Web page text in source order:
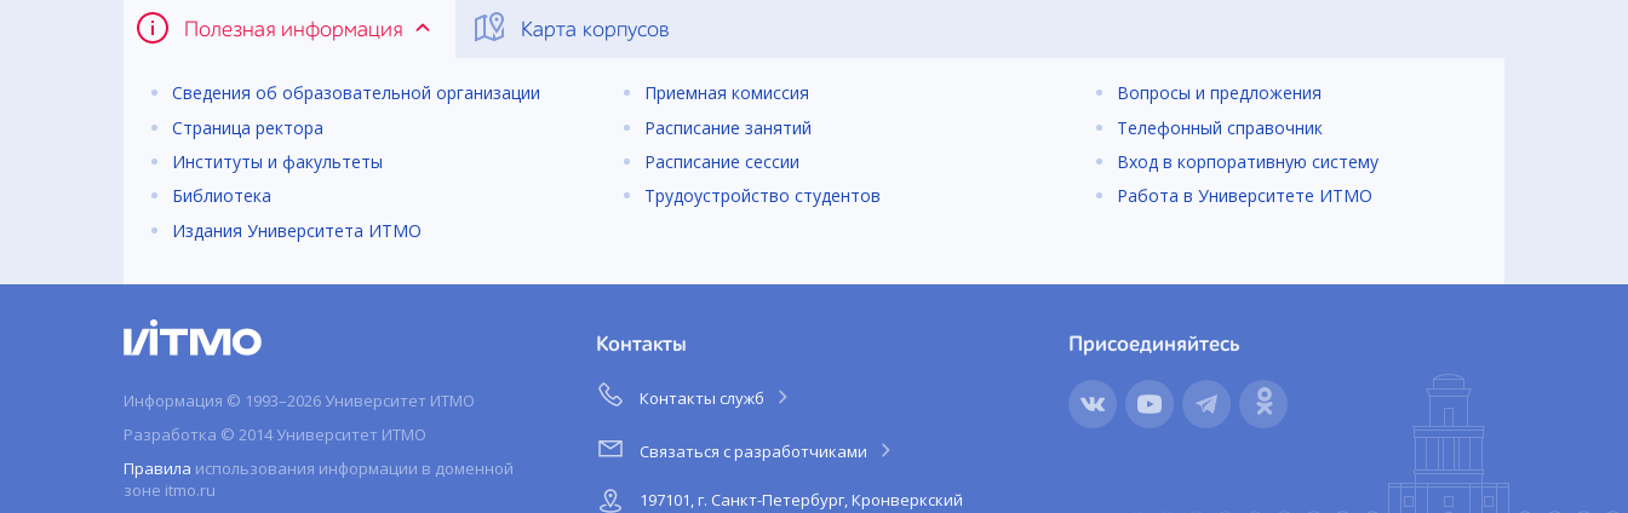
Полезная информация Карта корпусов
Сведения об образовательной организации
Страница ректора
Институты и факультеты
Библиотека
Издания Университета ИТМО
Приемная комиссия
Расписание занятий
Расписание сессии
Трудоустройство студентов
Вопросы и предложения
Телефонный справочник
Вход в корпоративную систему
Работа в Университете ИТМО
Информация © 1993–2026 Университет ИТМО
Разработка © 2014 Университет ИТМО
Правила использования информации в доменной
зоне itmo.ru
Контакты
Контакты служб
Связаться с разработчиками
197101, г. Санкт-Петербург, Кронверкский
Присоединяйтесь